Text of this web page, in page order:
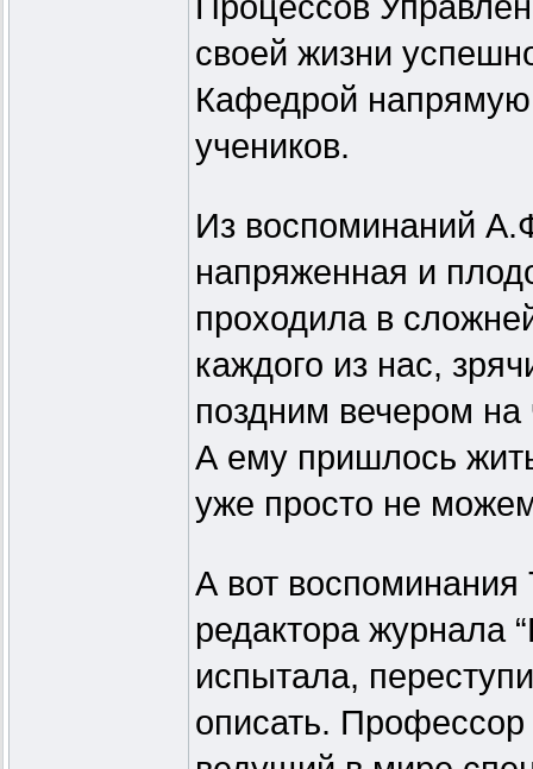
своей жизни
Кафедрой
учеников.
Из воспоминаний
напряженная и
проходила в
каждого из нас,
поздним вечером
А ему пришлось
уже просто не
А вот воспоминания
редактора журнала
испытала,
описать.